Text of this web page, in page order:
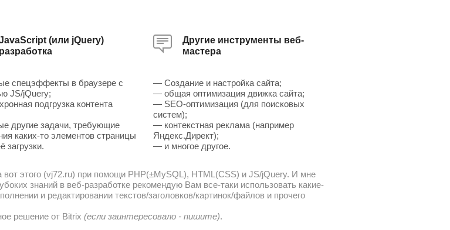
(или jQuery)
разработка
спецэффекты в браузере с
JS/jQuery;
подгрузка контента
другие задачи, требующие
каких-то элементов страницы
загрузки.
Другие инструменты веб-
мастера
— Создание и настройка сайта;
— общая оптимизация движка сайта;
— SEO-оптимизация (для поисковых
систем);
— контекстная реклама (например
Яндекс.Директ);
— и многое другое.
вот этого (vj72.ru) при помощи PHP(±MySQL), HTML(CSS) и JS/jQuery. И мне
знаний в веб-разработке рекомендую Вам все-таки использовать какие-
и редактировании текстов/заголовков/картинок/файлов и прочего
решение от Bitrix (если заинтересовало - пишите).